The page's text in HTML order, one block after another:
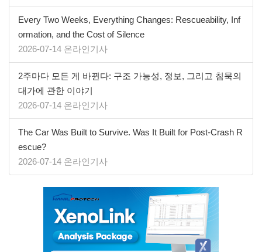
Every Two Weeks, Everything Changes: Rescueability, Inf
ormation, and the Cost of Silence
2026-07-14 온라인기사
2주마다 모든 게 바뀐다: 구조 가능성, 정보, 그리고 침묵의
대가에 관한 이야기
2026-07-14 온라인기사
The Car Was Built to Survive. Was It Built for Post-Crash R
escue?
2026-07-14 온라인기사